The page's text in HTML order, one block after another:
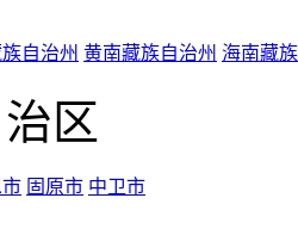
自治州 黄南藏族自治州 海南藏
区
固原市 中卫市